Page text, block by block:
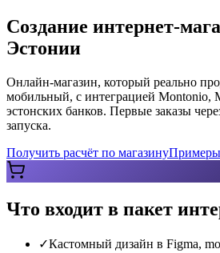
Создание интернет-
Эстонии
Онлайн-магазин, который реально
мобильный, с интеграцией Montonio,
эстонских банков. Первые заказы
запуска.
Получить расчёт по магазинуПримеры
Что входит в пакет
✓Кастомный дизайн в Figma,